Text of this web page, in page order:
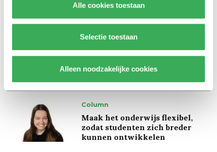
Alle cookies toestaan
Selectie toestaan
Alleen noodzakelijke cookies
inwoners bij’
Achtergrond
slaapmiddelen: zo komen
studenten de tentamenperiode
Column
Maak het onderwijs flexibel,
zodat studenten zich breder
kunnen ontwikkelen